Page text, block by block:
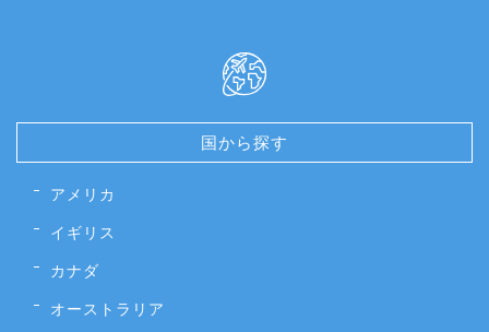
国から探す
アメリカ
イギリス
カナダ
オーストラリア